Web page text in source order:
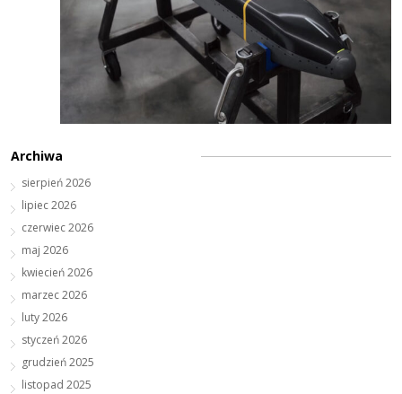
Archiwa
sierpień 2026
lipiec 2026
czerwiec 2026
maj 2026
kwiecień 2026
marzec 2026
luty 2026
styczeń 2026
grudzień 2025
listopad 2025